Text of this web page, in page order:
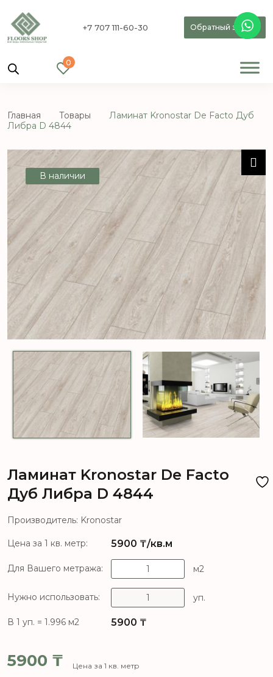
+7 707 111-60-30 Обратный звонок
0
Главная Товары
Ламинат Kronostar De Facto Дуб
Либра D 4844
В наличии
Ламинат Kronostar De Facto
Дуб Либра D 4844
Производитель: Kronostar
Цена за 1 кв. метр: 5900 ₸/кв.м
Для Вашего метража: м2
Нужно использовать: уп.
В 1 уп. = 1.996 м2 5900 ₸
5900 ₸ Цена за 1 кв. метр